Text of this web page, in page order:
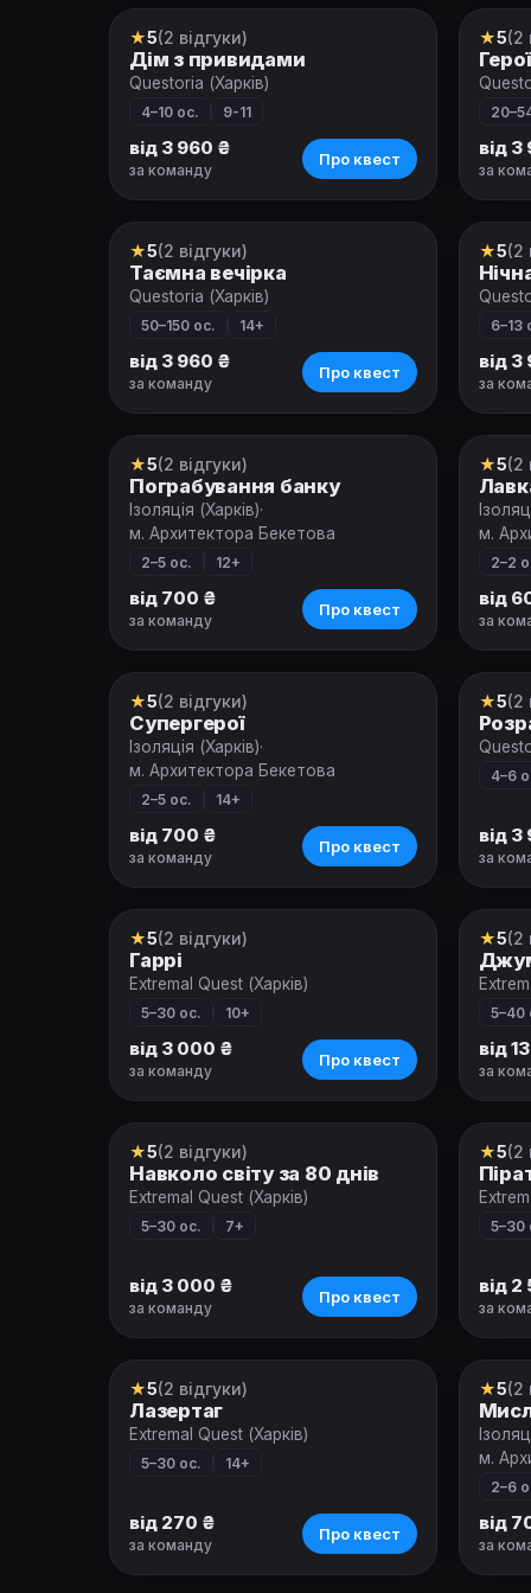
Ролевой квест
★5(2 відгуки)
Дім з привидами
Questoria (Харків)
4–10 ос. 9-11
від 3 960 ₴
за команду
Про квест
★5(2
від
за
Ролевой квест
★5(2 відгуки)
Таємна вечірка
Questoria (Харків)
50–150 ос. 14+
від 3 960 ₴
за команду
Про квест
★5(2
6–13
від
за
Квест
★5(2 відгуки)
Пограбування банку
Ізоляція (Харків)·
м. Архитектора Бекетова
2–5 ос. 12+
від 700 ₴
за команду
Про квест
★5(2
м.
2–2
від
за
Квест
★5(2 відгуки)
Супергерої
Ізоляція (Харків)·
м. Архитектора Бекетова
2–5 ос. 14+
від 700 ₴
за команду
Про квест
★5(2
4–6
від
за
Квест-анімація
★5(2 відгуки)
Гаррі
Extremal Quest (Харків)
5–30 ос. 10+
від 3 000 ₴
за команду
Про квест
★5(2
5–40
від
за
Квест-анімація
★5(2 відгуки)
Навколо світу за 80 днів
Extremal Quest (Харків)
5–30 ос. 7+
від 3 000 ₴
за команду
Про квест
★5(2
5–30
від
за
Екшн-гра
★5(2 відгуки)
Лазертаг
Extremal Quest (Харків)
5–30 ос. 14+
від 270 ₴
за команду
Про квест
★5(2
м.
2–6
від
за